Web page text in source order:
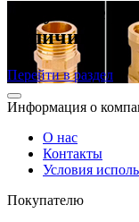
Латунные
наличии
Перейти в раздел
Информация о
О нас
Контакты
Условия
Покупателю